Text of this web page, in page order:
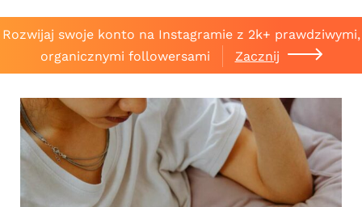
Rozwijaj swoje konto na Instagramie z 2k+ prawdziwymi,
organicznymi followersami
Zacznij